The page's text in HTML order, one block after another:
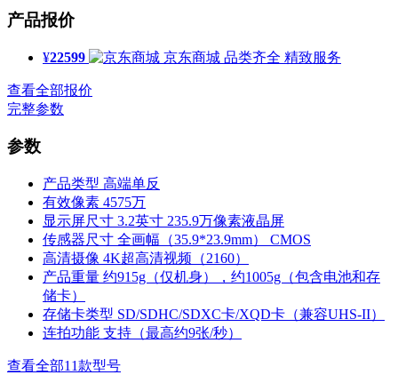
产品报价
¥22599 京东商城 品类齐全 精致服务
查看全部报价
完整参数
参数
产品类型 高端单反
有效像素 4575万
显示屏尺寸 3.2英寸 235.9万像素液晶屏
传感器尺寸 全画幅（35.9*23.9mm） CMOS
高清摄像 4K超高清视频（2160）
产品重量 约915g（仅机身），约1005g（包含电池和存
储卡）
存储卡类型 SD/SDHC/SDXC卡/XQD卡（兼容UHS-II）
连拍功能 支持（最高约9张/秒）
查看全部11款型号